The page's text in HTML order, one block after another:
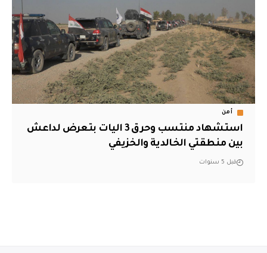
أمن
استشهاد منتسب وحرق 3 اليات بتعرض لداعش
بين منطقتي الخالدية والخزيفي
قبل 5 سنوات